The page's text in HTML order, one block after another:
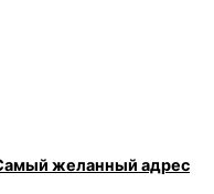
желанный адрес